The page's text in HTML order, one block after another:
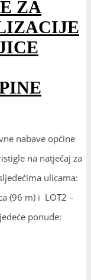
ZA
nabave općine
na natječaj za
ulicama:
(96 m) i LOT2 –
ponude: